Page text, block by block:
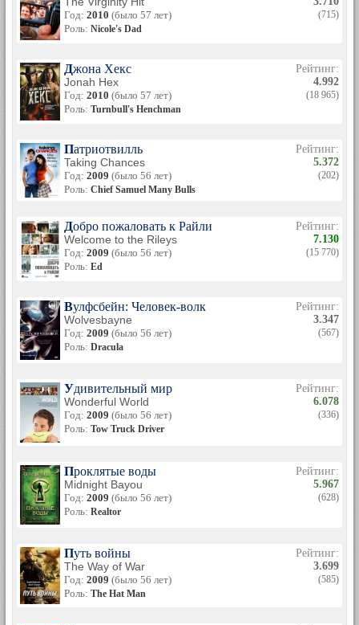
Год: 2010 (было 57 лет)
Роль: Nicole's Dad
(715)
Джона Хекс
Jonah Hex
Год: 2010 (было 57 лет)
Роль: Turnbull's Henchman
Рейтинг:
4.992
(18 965)
Патриотвилль
Taking Chances
Год: 2009 (было 56 лет)
Роль: Chief Samuel Many Bulls
Рейтинг:
5.372
(202)
Добро пожаловать к Райли
Welcome to the Rileys
Год: 2009 (было 56 лет)
Роль: Ed
Рейтинг:
7.130
(15 770)
Вулфсбейн: Человек-волк
Wolvesbayne
Год: 2009 (было 56 лет)
Роль: Dracula
Рейтинг:
3.347
(567)
Удивительный мир
Wonderful World
Год: 2009 (было 56 лет)
Роль: Tow Truck Driver
Рейтинг:
6.078
(336)
Проклятые воды
Midnight Bayou
Год: 2009 (было 56 лет)
Роль: Realtor
Рейтинг:
5.967
(628)
Путь войны
The Way of War
Год: 2009 (было 56 лет)
Роль: The Hat Man
Рейтинг:
3.699
(585)